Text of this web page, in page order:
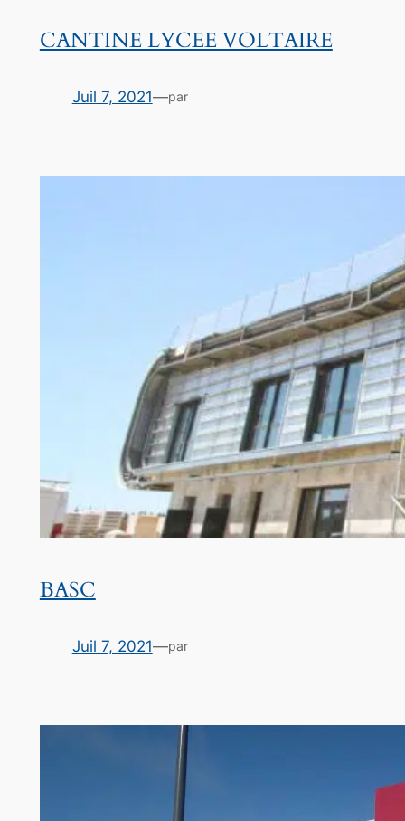
CANTINE LYCEE VOLTAIRE
Juil 7, 2021—par
BASC
Juil 7, 2021—par